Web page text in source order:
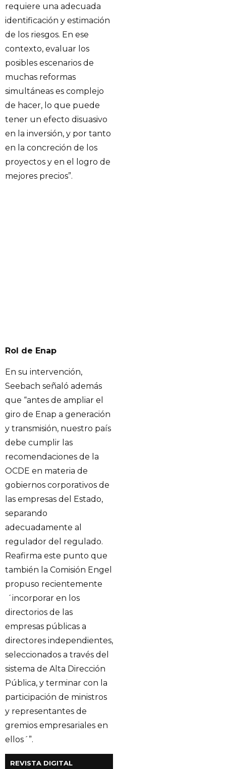
requiere una adecuada
identificación y estimación
de los riesgos. En ese
contexto, evaluar los
posibles escenarios de
muchas reformas
simultáneas es complejo
de hacer, lo que puede
tener un efecto disuasivo
en la inversión, y por tanto
en la concreción de los
proyectos y en el logro de
mejores precios”.
Rol de Enap
En su intervención,
Seebach señaló además
que “antes de ampliar el
giro de Enap a generación
y transmisión, nuestro país
debe cumplir las
recomendaciones de la
OCDE en materia de
gobiernos corporativos de
las empresas del Estado,
separando
adecuadamente al
regulador del regulado.
Reafirma este punto que
también la Comisión Engel
propuso recientemente
´incorporar en los
directorios de las
empresas públicas a
directores independientes,
seleccionados a través del
sistema de Alta Dirección
Pública, y terminar con la
participación de ministros
y representantes de
gremios empresariales en
ellos´”.
REVISTA DIGITAL